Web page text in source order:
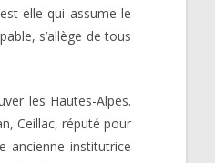
elle qui assume le
s’allège de tous
les Hautes-Alpes.
Ceillac, réputé pour
ancienne institutrice